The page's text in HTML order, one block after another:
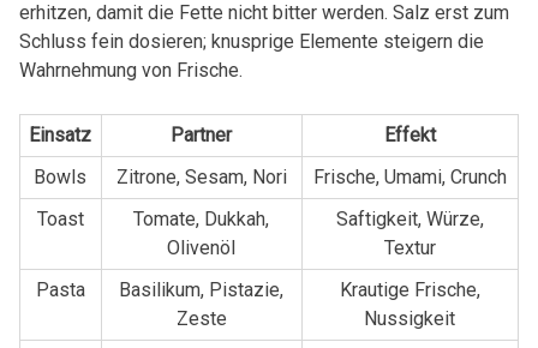
erhitzen, damit die Fette nicht bitter werden. Salz erst zum
Schluss fein dosieren; knusprige Elemente steigern die
Wahrnehmung von Frische.
Einsatz Partner
Effekt
Bowls
Zitrone, Sesam, Nori
Frische, Umami, Crunch
Toast
Tomate, Dukkah,
Olivenöl
Saftigkeit, Würze,
Textur
Pasta
Basilikum, Pistazie,
Zeste
Krautige Frische,
Nussigkeit